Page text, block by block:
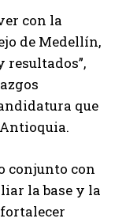
con la
de Medellín,
resultados”,
que
conjunto con
la base y la